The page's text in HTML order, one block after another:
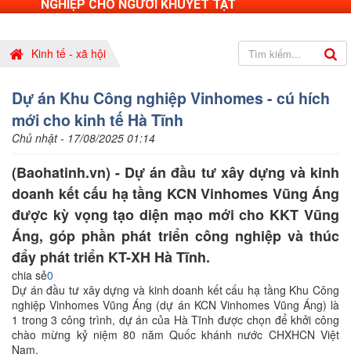
NGHIỆP CHO NGƯỜI KHUYẾT TẬT
Kinh tế - xã hội
Dự án Khu Công nghiệp Vinhomes - cú hích
mới cho kinh tế Hà Tĩnh
Chủ nhật - 17/08/2025 01:14
(Baohatinh.vn) - Dự án đầu tư xây dựng và kinh
doanh kết cấu hạ tầng KCN Vinhomes Vũng Áng
được kỳ vọng tạo diện mạo mới cho KKT Vũng
Áng, góp phần phát triển công nghiệp và thúc
đẩy phát triển KT-XH Hà Tĩnh.
chia sẻ0
Dự án đầu tư xây dựng và kinh doanh kết cấu hạ tầng Khu Công
nghiệp Vinhomes Vũng Áng (dự án KCN Vinhomes Vũng Áng) là
1 trong 3 công trình, dự án của Hà Tĩnh được chọn để khởi công
chào mừng kỷ niệm 80 năm Quốc khánh nước CHXHCN Việt
Nam.